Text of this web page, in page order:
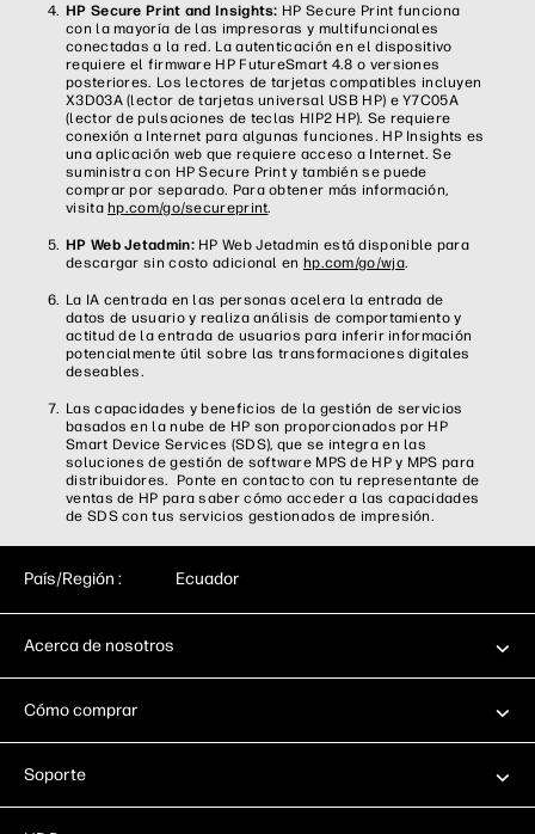
HP Secure Print and Insights: HP Secure Print funciona
con la mayoría de las impresoras y multifuncionales
conectadas a la red. La autenticación en el dispositivo
requiere el firmware HP FutureSmart 4.8 o versiones
posteriores. Los lectores de tarjetas compatibles incluyen
X3D03A (lector de tarjetas universal USB HP) e Y7C05A
(lector de pulsaciones de teclas HIP2 HP). Se requiere
conexión a Internet para algunas funciones. HP Insights es
una aplicación web que requiere acceso a Internet. Se
suministra con HP Secure Print y también se puede
comprar por separado. Para obtener más información,
visita hp.com/go/secureprint.
HP Web Jetadmin:HP Web Jetadmin está disponible para
descargar sin costo adicional en hp.com/go/wja.
La IA centrada en las personas acelera la entrada de
datos de usuario y realiza análisis de comportamiento y
actitud de la entrada de usuarios para inferir información
potencialmente útil sobre las transformaciones digitales
deseables.
Las capacidades y beneficios de la gestión de servicios
basados en la nube de HP son proporcionados por HP
Smart Device Services (SDS), que se integra en las
soluciones de gestión de software MPS de HP y MPS para
distribuidores. Ponte en contacto con tu representante de
ventas de HP para saber cómo acceder a las capacidades
de SDS con tus servicios gestionados de impresión.
País/Región : Ecuador
Acerca de nosotros
Cómo comprar
Soporte